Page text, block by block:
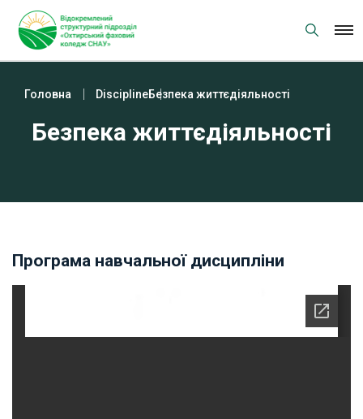
content
Головна DisciplineБезпека життєдіяльності
Безпека життєдіяльності
Програма навчальної дисципліни